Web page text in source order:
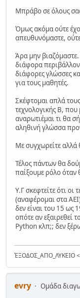
Μπράβο σε όλους
Όμως ακόμα ούτε
απευθυνόμαστε,
Άρα μην
διάφορα
διάφορες γλώσσες
για τους μαθητές.
Σκέφτομαι απλά
τεχνολογικής Β, που
αναρωτιέμαι τι θα
αληθινή γλώσσα
Με συγχωρείτε αλλά
Τέλος πάντων θα
παίξουμε ρόλο
Υ.Γ σκεφτείτε ότι οι
(αναφέρομαι στα
δεν είναι του 15 ως
οπότε αν εξαιρεθεί
Python κλπ;; δεν
ΈΞΟΔΟΣ_ΑΠΟ_ΛΥΚΕΙΟ
evry Ομάδα